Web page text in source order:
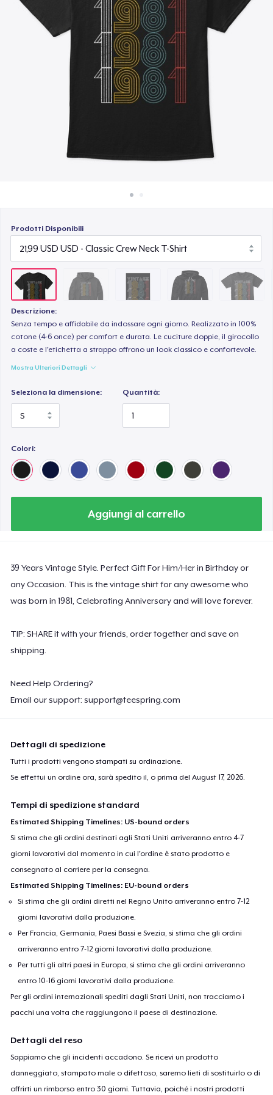
Vendi ovunque
Vendi qualsiasi cosa
Prodotti Disponibili
Descrizione:
Senza tempo e affidabile da indossare ogni giorno. Realizzato in 100%
cotone (4-6 once) per comfort e durata. Le cuciture doppie, il girocollo
a coste e l'etichetta a strappo offrono un look classico e confortevole.
Mostra Ulteriori Dettagli
Seleziona la dimensione: Quantità:
Colori:
Aggiungi al carrello
39 Years Vintage Style. Perfect Gift For Him/Her in Birthday or
any Occasion. This is the vintage shirt for any awesome who
was born in 1981, Celebrating Anniversary and will love forever.
TIP: SHARE it with your friends, order together and save on
shipping.
Need Help Ordering?
Email our support:support@teespring.com
Dettagli di spedizione
Tutti i prodotti vengono stampati su ordinazione.
Se effettui un ordine ora, sarà spedito il, o prima delAugust 17, 2026.
Tempi di spedizione standard
Estimated Shipping Timelines: US-bound orders
Si stima che gli ordini destinati agli Stati Uniti arriveranno entro 4-7
giorni lavorativi dal momento in cui l'ordine è stato prodotto e
consegnato al corriere per la consegna.
Estimated Shipping Timelines: EU-bound orders
Si stima che gli ordini diretti nel Regno Unito arriveranno entro 7-12
giorni lavorativi dalla produzione.
Per Francia, Germania, Paesi Bassi e Svezia, si stima che gli ordini
arriveranno entro 7-12 giorni lavorativi dalla produzione.
Per tutti gli altri paesi in Europa, si stima che gli ordini arriveranno
entro 10-16 giorni lavorativi dalla produzione.
Per gli ordini internazionali spediti dagli Stati Uniti, non tracciamo i
pacchi una volta che raggiungono il paese di destinazione.
Dettagli del reso
Sappiamo che gli incidenti accadono. Se ricevi un prodotto
danneggiato, stampato male o difettoso, saremo lieti di sostituirlo o di
offrirti un rimborso entro 30 giorni. Tuttavia, poiché i nostri prodotti
Unisex Premium Pullover Hoodie
44,99 USD
Triblend Tee
25,99 USD
Comfort Tee
22,99 USD
Unisex Classic Crewneck Sweatshirt
33,99 USD
Women's Classic Tee
21,99 USD
Premium V-Neck Tee
23,99 USD
Women's Premium V-Neck Tee
Premium Long Sleeve Tee
Women's Comfort Tee
22,99 USD
Classic Tank Top
20,99 USD
Women's Flowy Tank Top
Women's Boyfriend Tee
Classic Long Sleeve Tee
23,99 USD
Premium V-Neck Tee
24,63 USD